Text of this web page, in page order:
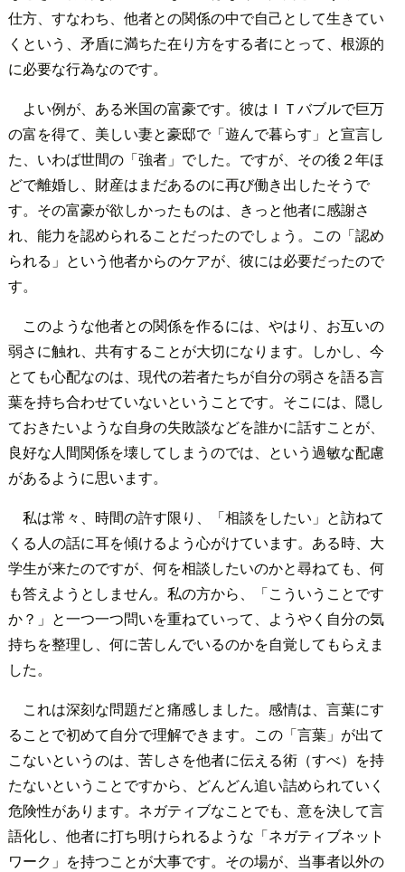
仕方、すなわち、他者との関係の中で自己として生きてい
くという、矛盾に満ちた在り方をする者にとって、根源的
に必要な行為なのです。
よい例が、ある米国の富豪です。彼はＩＴバブルで巨万
の富を得て、美しい妻と豪邸で「遊んで暮らす」と宣言し
た、いわば世間の「強者」でした。ですが、その後２年ほ
どで離婚し、財産はまだあるのに再び働き出したそうで
す。その富豪が欲しかったものは、きっと他者に感謝さ
れ、能力を認められることだったのでしょう。この「認め
られる」という他者からのケアが、彼には必要だったので
す。
このような他者との関係を作るには、やはり、お互いの
弱さに触れ、共有することが大切になります。しかし、今
とても心配なのは、現代の若者たちが自分の弱さを語る言
葉を持ち合わせていないということです。そこには、隠し
ておきたいような自身の失敗談などを誰かに話すことが、
良好な人間関係を壊してしまうのでは、という過敏な配慮
があるように思います。
私は常々、時間の許す限り、「相談をしたい」と訪ねて
くる人の話に耳を傾けるよう心がけています。ある時、大
学生が来たのですが、何を相談したいのかと尋ねても、何
も答えようとしません。私の方から、「こういうことです
か？」と一つ一つ問いを重ねていって、ようやく自分の気
持ちを整理し、何に苦しんでいるのかを自覚してもらえま
した。
これは深刻な問題だと痛感しました。感情は、言葉にす
ることで初めて自分で理解できます。この「言葉」が出て
こないというのは、苦しさを他者に伝える術（すべ）を持
たないということですから、どんどん追い詰められていく
危険性があります。ネガティブなことでも、意を決して言
語化し、他者に打ち明けられるような「ネガティブネット
ワーク」を持つことが大事です。その場が、当事者以外の